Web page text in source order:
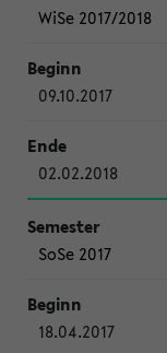
WiSe 2017/2018
09.10.2017
02.02.2018
SoSe 2017
18.04.2017